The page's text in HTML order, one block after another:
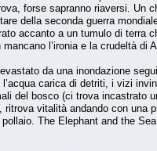
forse sapranno riaversi. Un
della seconda guerra
accanto a un tumulo di terra
l’ironia e la crudeltà
da una inondazione
carica di detriti, i vizi
del bosco (ci trova incastrato
ritrova vitalità andando con
The Elephant and the